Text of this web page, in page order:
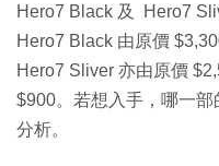
Hero7 Black 及 Hero7
Hero7 Black 由原價
Hero7 Sliver 亦由原價
$900。若想入手，哪一
分析。